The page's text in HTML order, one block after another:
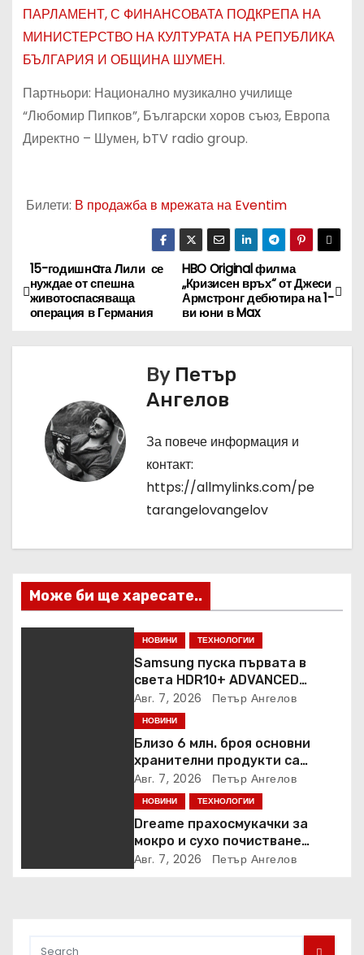
ПАРЛАМЕНТ, С ФИНАНСОВАТА ПОДКРЕПА НА
МИНИСТЕРСТВО НА КУЛТУРАТА НА РЕПУБЛИКА
БЪЛГАРИЯ И ОБЩИНА ШУМЕН.
Партньори: Национално музикално училище
“Любомир Пипков”, Български хоров съюз, Европа
Директно – Шумен, bTV radio group.
Билети: В продажба в мрежата на Eventim
Н
а
в
я
HBO Original филма
„Кризисен връх“ от Джеси
Армстронг дебютира на 1-
ви юни в Max
15-годишнaта Лили се
нуждае от спешна
животоспасяваща
операция в Германия
By Петър
Ангелов
За повече информация и
контакт:
https://allmylinks.com/pe
tarangelovangelov
Може би ще харесате..
НОВИНИ ТЕХНОЛОГИИ
Samsung пуска първата в
света HDR10+ ADVANCED
стрийминг услуга в Prime
Video
Авг. 7, 2026 Петър Ангелов
НОВИНИ
Близо 6 млн. броя основни
хранителни продукти са
закупени от „Кошница с
грижа“ в Kaufland от старта на
кампанията
Авг. 7, 2026 Петър Ангелов
НОВИНИ ТЕХНОЛОГИИ
Dreame прахосмукачки за
мокро и сухо почистване
надхвърлиха 2 000 патентни
Авг. 7, 2026 Петър Ангелов